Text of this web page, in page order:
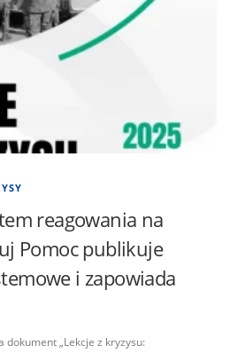
reagowania na
Pomoc publikuje
i zapowiada
dokument „Lekcje z kryzysu: